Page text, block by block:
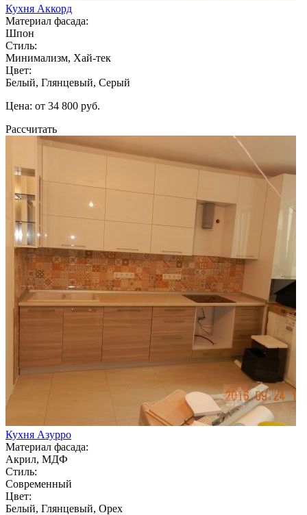
Кухня Аккорд
Материал фасада:
Шпон
Стиль:
Минимализм, Хай-тек
Цвет:
Белый, Глянцевый, Серый
Цена: от 34 800 руб.
Рассчитать
Кухня Азурро
Материал фасада:
Акрил, МДФ
Стиль:
Современный
Цвет:
Белый, Глянцевый, Орех